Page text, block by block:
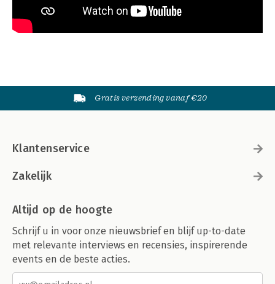
Gratis verzending vanaf €20
Klantenservice
Zakelijk
Altijd op de hoogte
Schrijf u in voor onze nieuwsbrief en blijf up-to-date
met relevante interviews en recensies, inspirerende
events en de beste acties.